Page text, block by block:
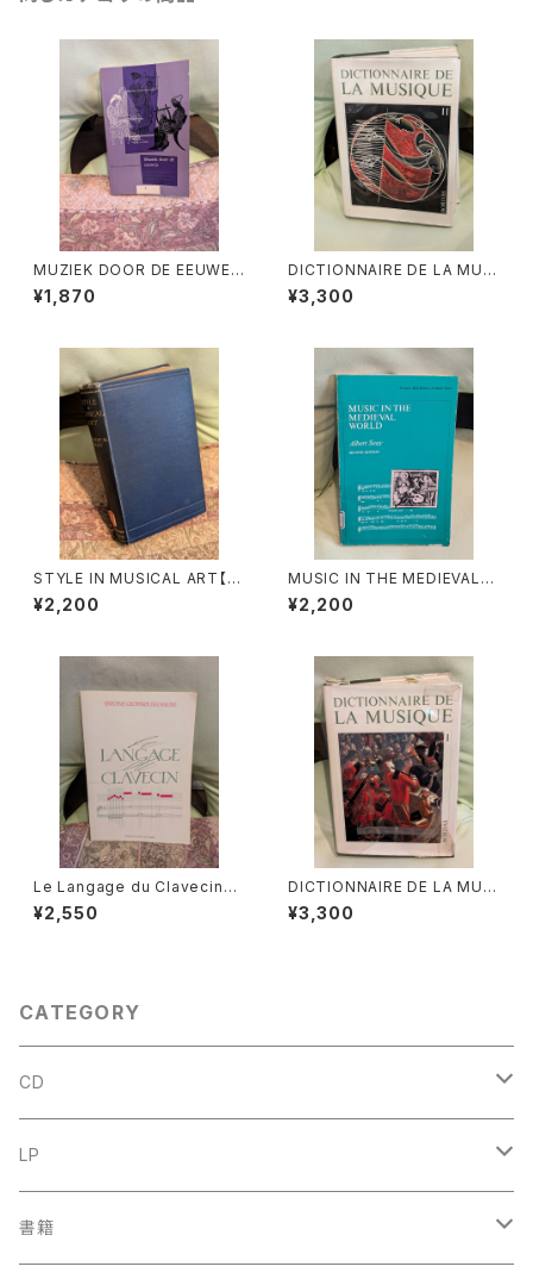
MUZIEK DOOR DE EEUWEN
3【著者：DRS.W.C.M.KLOPPE
NBURG】出版社：Broekmans
¥1,870
DICTIONNAIRE DE LA MUSI
QUE Ⅱ:les mens et leurs
œuvres『音楽辞典：人物とその
¥3,300
STYLE IN MUSICAL ART【著
者：C. HUBERT H.PARRY】出
版社：MACMILLAN AND CO,
¥2,200
MUSIC IN THE MEDIEVAL
WORLD【著者：Albert Seay】
出版社：PRENTICE-HALL, IN
¥2,200
Le Langage du Clavecin
【著者：ANTOINE GEOFFROY
DECHAUME】出版社：EDITIO
¥2,550
DICTIONNAIRE DE LA MUSI
QUE Ⅰ :les mens et leurs
œuvres『音楽辞典：人物とその
¥3,300
CATEGORY
CD
古楽
中古CD
古楽以外
LP
古楽
書籍